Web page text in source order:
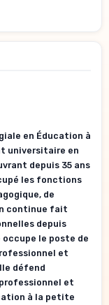
en Éducation à
universitaire en
depuis 35 ans
les fonctions
de
continue fait
depuis
occupe le poste de
et
défend
et
à la petite